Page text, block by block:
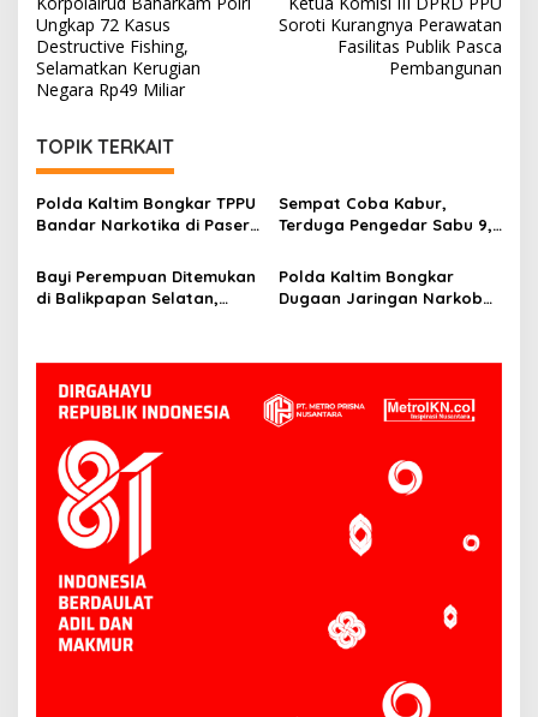
pos
Ungkap 72 Kasus
Destructive Fishing,
Selamatkan Kerugian
Negara Rp49 Miliar
Soroti Kurangnya Perawatan
Fasilitas Publik Pasca
Pembangunan
TOPIK TERKAIT
Polda Kaltim Bongkar TPPU
Bandar Narkotika di Paser,
Aset 13 Hektare
Sempat Coba Kabur,
Terduga Pengedar Sabu 9,9
Kutai Timur
Bayi Perempuan Ditemukan
di Balikpapan Selatan,
Polda Kaltim Bongkar
Dugaan Jaringan Narkoba
Metamfetamin